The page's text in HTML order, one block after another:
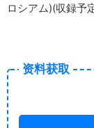
ロシアム)(収録予
资料获取